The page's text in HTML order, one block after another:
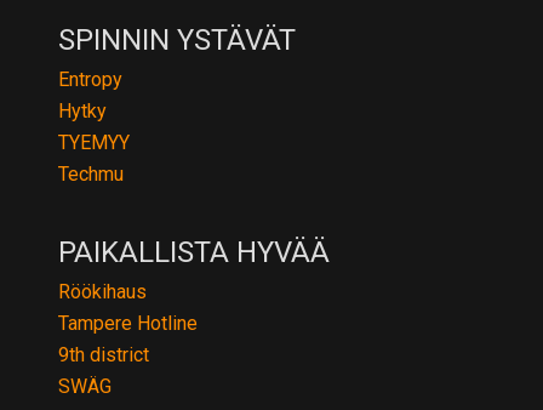
SPINNIN YSTÄVÄT
Entropy
Hytky
TYEMYY
Techmu
PAIKALLISTA HYVÄÄ
Röökihaus
Tampere Hotline
9th district
SWÄG